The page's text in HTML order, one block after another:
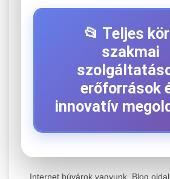
📂 Teljes
szakmai
erőforrások
innovatív
Internet búvárok vagyunk. Blog